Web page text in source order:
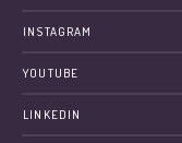
INSTAGRAM
YOUTUBE
LINKEDIN